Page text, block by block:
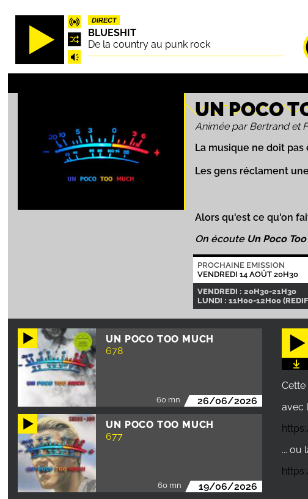
Aller
principal
DIRECT
BLUESHIT
De la country au punk rock
UN POCO
Animée par Bertrand et
La musique ne doit
Les gens réclament
Alors qu'est ce qu'on
On écoute Un Poco
PROCHAINE EMISSION
VENDREDI 14 AOÛT 20H30
VENDREDI : 20H30-21H30
LUNDI : 11H00-12H00
UN POCO TOO MUCH
678
60 mn 26/06/2026
UN POCO TOO MUCH
677
60 mn 19/06/2026
avec
... ou